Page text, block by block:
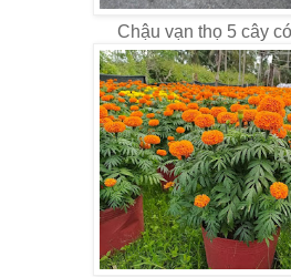
Chậu vạn thọ 5 cây